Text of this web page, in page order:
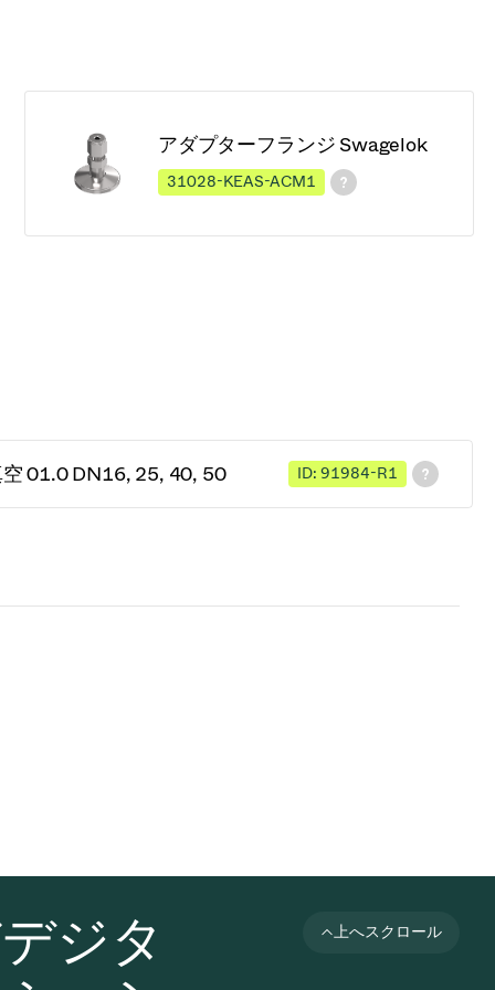
アダプターフランジ Swagelok
31028-KEAS-ACM1
01.0 DN16, 25, 40, 50 ID: 91984-R1
ジタ
上へスクロール